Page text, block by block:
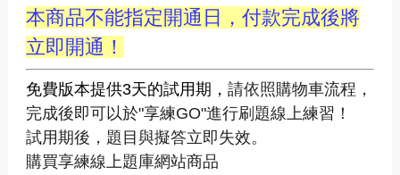
本商品不能指定開通日，付款完成後將
立即開通！
免費版本提供3天的試用期， 請依照購物車流程，
完成後即可以於"享練GO"進行刷題線上練習！
試用期後，題目與擬答立即失效。
購買享練線上題庫網站商品